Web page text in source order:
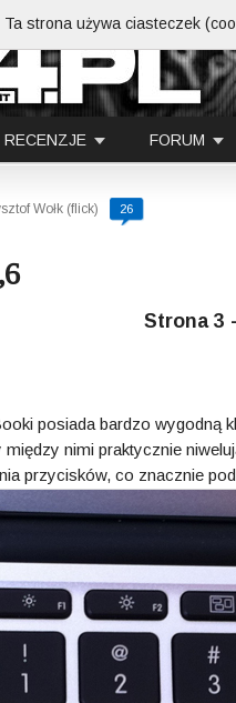
RECENZJE FORUM
Wołk (flick) 26
Strona 3
posiada bardzo wygodną
nimi praktycznie
przycisków, co znacznie
Ta strona używa ciasteczek